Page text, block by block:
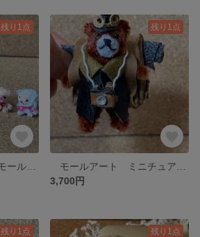
残り1点 残り1点
3,700円
残り1点 残り1点